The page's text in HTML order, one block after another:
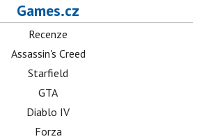
Games.cz
Recenze
Assassin's Creed
Starfield
GTA
Diablo IV
Forza